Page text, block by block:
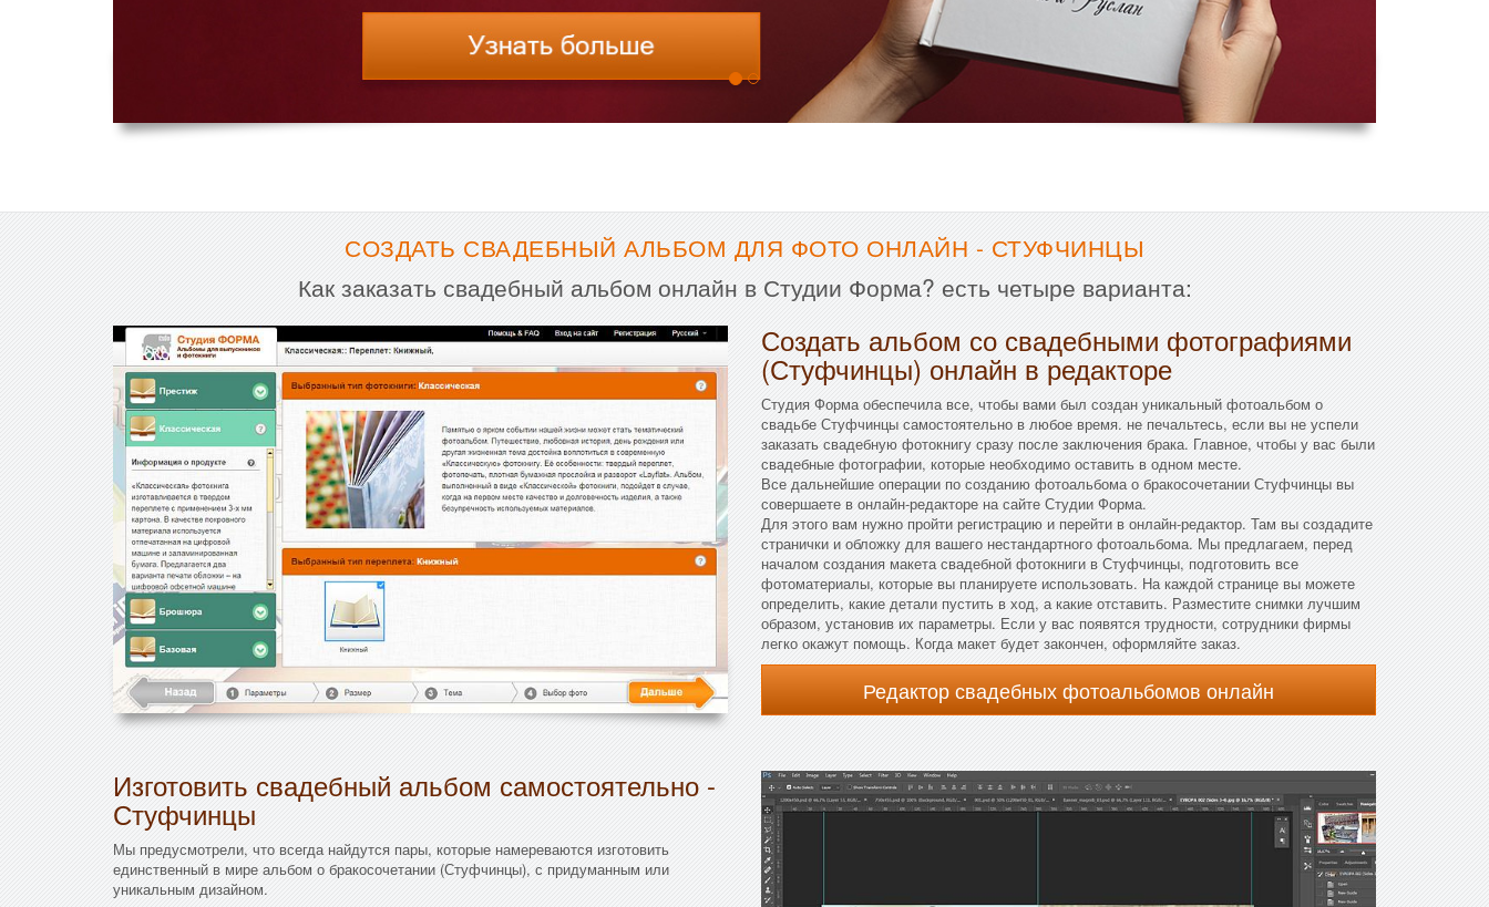
СОЗДАТЬ СВАДЕБНЫЙ АЛЬБОМ ДЛЯ ФОТО ОНЛАЙН - СТУФЧИНЦЫ
Как заказать свадебный альбом онлайн в Студии Форма? есть четыре варианта:
Создать альбом со свадебными фотографиями
(Стуфчинцы) онлайн в редакторе
Студия Форма обеспечила все, чтобы вами был создан уникальный фотоальбом о
свадьбе Стуфчинцы самостоятельно в любое время. не печальтесь, если вы не успели
заказать свадебную фотокнигу сразу после заключения брака. Главное, чтобы у вас были
свадебные фотографии, которые необходимо оставить в одном месте.
Все дальнейшие операции по созданию фотоальбома о бракосочетании Стуфчинцы вы
совершаете в онлайн-редакторе на сайте Студии Форма.
Для этого вам нужно пройти регистрацию и перейти в онлайн-редактор. Там вы создадите
странички и обложку для вашего нестандартного фотоальбома. Мы предлагаем, перед
началом создания макета свадебной фотокниги в Стуфчинцы, подготовить все
фотоматериалы, которые вы планируете использовать. На каждой странице вы можете
определить, какие детали пустить в ход, а какие отставить. Разместите снимки лучшим
образом, установив их параметры. Если у вас появятся трудности, сотрудники фирмы
легко окажут помощь. Когда макет будет закончен, оформляйте заказ.
Редактор свадебных фотоальбомов онлайн
Изготовить свадебный альбом самостоятельно -
Стуфчинцы
Мы предусмотрели, что всегда найдутся пары, которые намереваются изготовить
единственный в мире альбом о бракосочетании (Стуфчинцы), с придуманным или
уникальным дизайном.